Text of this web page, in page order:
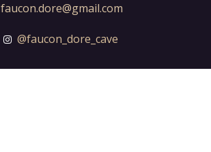
faucon.dore@gmail.com
@faucon_dore_cave